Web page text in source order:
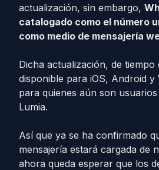
actualización, sin embargo,
catalogado como el número
como medio de mensajería
Dicha actualización, de tiempo
disponible para iOS, Android y
para quienes aún son
Lumia.
Así que ya se ha confirmado
mensajería estará cargada de
ahora queda esperar que los